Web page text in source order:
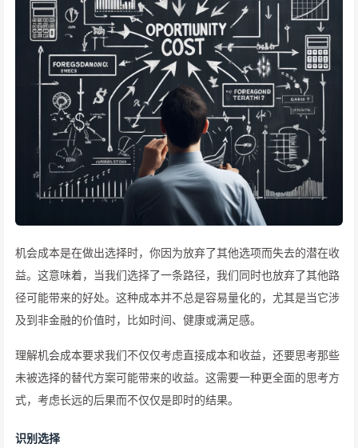
机会成本是在做出选择时，你因为放弃了其他选项而失去的潜在收
益。这意味着，当我们选择了一条路径，我们同时也放弃了其他路
径可能带来的好处。这种成本并不总是容易量化的，尤其是当它涉
及到非金融的价值时，比如时间、健康或满足感。
理解机会成本要求我们不仅仅考虑直接成本和收益，还要思考那些
未被选择的替代方案可能带来的收益。这需要一种更全面的思考方
式，考虑长远的后果而不仅仅是即时的结果。
识别选择